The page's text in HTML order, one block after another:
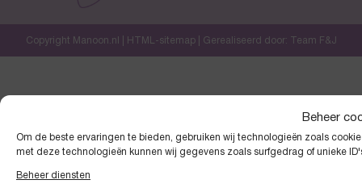
Beheer
Om de beste ervaringen te bieden, gebruiken wij technologieën zoals
met deze technologieën kunnen wij gegevens zoals surfgedrag of unieke
Beheer diensten
Copyright Manoon.nl | HTML-sitemap| Gerealiseerd door: Team F&J